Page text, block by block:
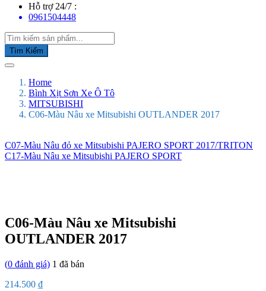
Hỗ trợ 24/7 :
0961504448
Tìm Kiếm
Home
Bình Xịt Sơn Xe Ô Tô
MITSUBISHI
C06-Màu Nâu xe Mitsubishi OUTLANDER 2017
C07-Màu Nâu đỏ xe Mitsubishi PAJERO SPORT 2017/TRITON
C17-Màu Nâu xe Mitsubishi PAJERO SPORT
C06-Màu Nâu xe Mitsubishi
OUTLANDER 2017
(0 đánh giá) 1 đã bán
214.500 ₫